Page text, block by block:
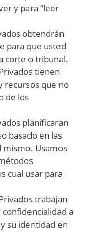
y para “leer
obtendrán
para que usted
corte o tribunal.
tienen
recursos que no
de los
planificaran
basado en las
mismo. Usamos
cual usar para
trabajan
a
su identidad en